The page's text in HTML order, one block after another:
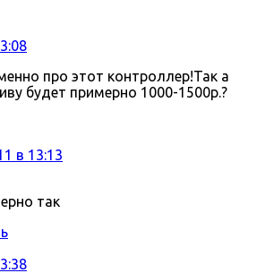
про этот контроллер!Так а
будет примерно 1000-1500р.?
в 13:13
так